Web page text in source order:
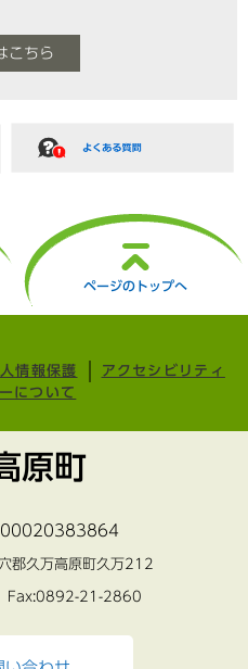
こちら
ページのトップへ
情報保護
アクセシビリティ
について
原町
郡久万高原町久万212
21-2860